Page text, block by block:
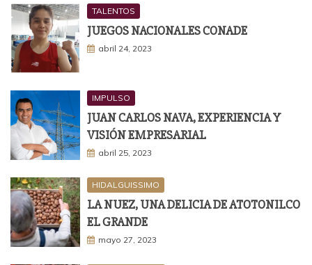
TALENTOS
JUEGOS NACIONALES CONADE
abril 24, 2023
IMPULSO
JUAN CARLOS NAVA, EXPERIENCIA Y
VISIÓN EMPRESARIAL
abril 25, 2023
HIDALGUISSIMO
LA NUEZ, UNA DELICIA DE ATOTONILCO
EL GRANDE
mayo 27, 2023